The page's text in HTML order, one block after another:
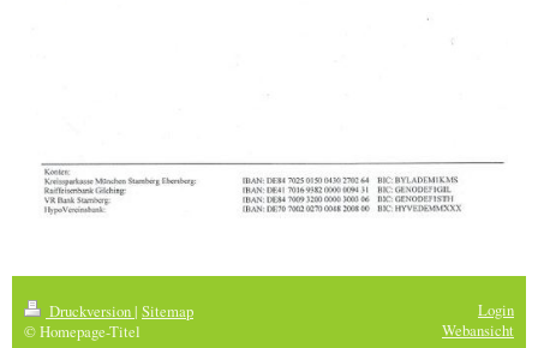
Druckversion| Sitemap
© Homepage-Titel
Login
Webansicht